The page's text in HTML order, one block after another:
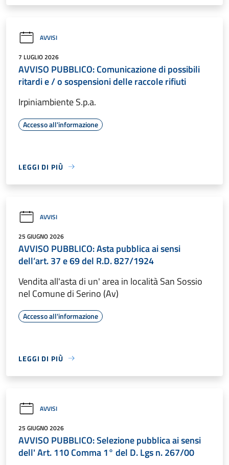
AVVISI
7 LUGLIO 2026
AVVISO PUBBLICO: Comunicazione di possibili
ritardi e / o sospensioni delle raccole rifiuti
Irpiniambiente S.p.a.
Accesso all'informazione
LEGGI DI PIÙ
AVVISI
25 GIUGNO 2026
AVVISO PUBBLICO: Asta pubblica ai sensi
dell’art. 37 e 69 del R.D. 827/1924
Vendita all'asta di un' area in località San Sossio
nel Comune di Serino (Av)
Accesso all'informazione
LEGGI DI PIÙ
AVVISI
25 GIUGNO 2026
AVVISO PUBBLICO: Selezione pubblica ai sensi
dell' Art. 110 Comma 1° del D. Lgs n. 267/00